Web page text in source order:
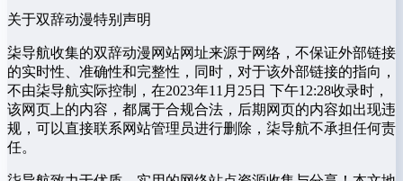
关于双辞动漫特别声明
柒导航收集的双辞动漫网站网址来源于网络，不保证外部链接
的实时性、准确性和完整性，同时，对于该外部链接的指向，
不由柒导航实际控制，在2023年11月25日 下午12:28收录时，
该网页上的内容，都属于合规合法，后期网页的内容如出现违
规，可以直接联系网站管理员进行删除，柒导航不承担任何责
任。